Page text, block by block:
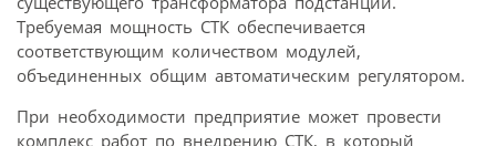
Требуемая мощность СТК обеспечивается
соответствующим количеством модулей,
объединенных общим автоматическим регулятором.
При необходимости предприятие может провести
комплекс работ по внедрению СТК, в который